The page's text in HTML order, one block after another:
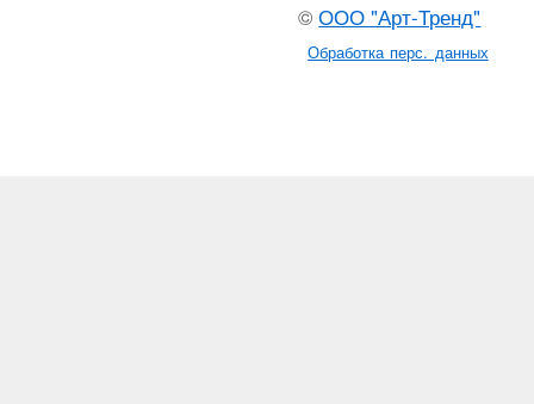
©ООО "Арт-Тренд"
Обработка перс. данных